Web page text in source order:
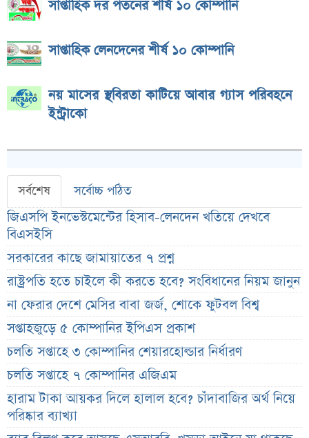
সাপ্তাহিক দর পতনের শীর্ষ ১০ কোম্পানি
সাপ্তাহিক লেনদেনের শীর্ষ ১০ কোম্পানি
নয় মাসের স্থবিরতা কাটিয়ে আবার গ্যাস পরিবহনে
ইন্ট্রাকো
সর্বশেষ সর্বোচ্চ পঠিত
জিএসপি ইনভেস্টমেন্টের হিসাব-লেনদেন খতিয়ে দেখবে
বিএসইসি
সরকারের কাছে জামায়াতের ৭ প্রশ্ন
রাষ্ট্রপতি হতে চাইলে কী করতে হবে? সংবিধানের নিয়ম জানুন
না ফেরার দেশে মেসির বাবা জর্জ, শোকে ফুটবল বিশ্ব
সপ্তাহজুড়ে ৫ কোম্পানির ইপিএস প্রকাশ
চলতি সপ্তাহে ৩ কোম্পানির শেয়ারহোল্ডার নির্ধারণ
চলতি সপ্তাহে ৭ কোম্পানির এজিএম
হারাম টাকা আয়কর দিলে হালাল হবে? চাঁদাবাজির অর্থ নিয়ে
পরিষ্কার ব্যাখ্যা